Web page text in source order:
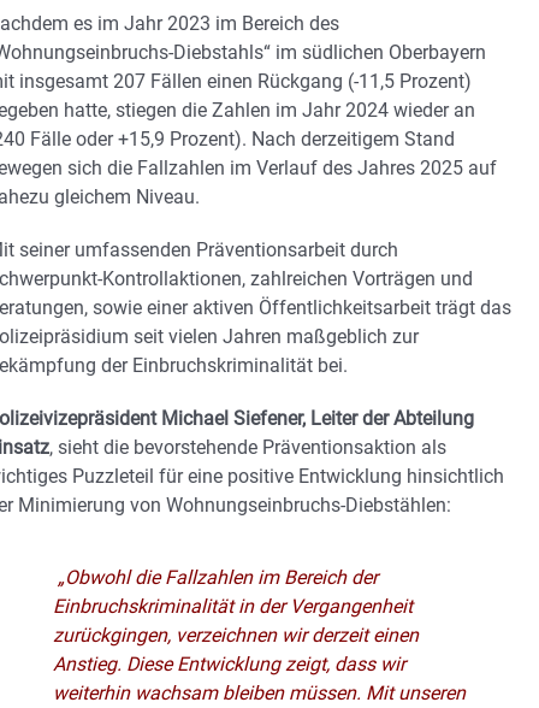
es im Jahr 2023 im Bereich des
Diebstahls“ im südlichen Oberbayern
insgesamt 207 Fällen einen Rückgang (-11,5 Prozent)
hatte, stiegen die Zahlen im Jahr 2024 wieder an
Fälle oder +15,9 Prozent). Nach derzeitigem Stand
sich die Fallzahlen im Verlauf des Jahres 2025 auf
gleichem Niveau.
seiner umfassenden Präventionsarbeit durch
Kontrollaktionen, zahlreichen Vorträgen und
sowie einer aktiven Öffentlichkeitsarbeit trägt das
seit vielen Jahren maßgeblich zur
der Einbruchskriminalität bei.
Michael Siefener, Leiter der Abteilung
, sieht die bevorstehende Präventionsaktion als
Puzzleteil für eine positive Entwicklung hinsichtlich
Minimierung von Wohnungseinbruchs-Diebstählen:
„Obwohl die Fallzahlen im Bereich der
Einbruchskriminalität in der Vergangenheit
zurückgingen, verzeichnen wir derzeit einen
Anstieg. Diese Entwicklung zeigt, dass wir
weiterhin wachsam bleiben müssen. Mit unseren